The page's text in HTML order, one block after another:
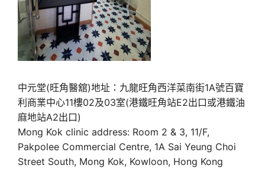
中元堂(旺角醫舘)地址：九龍旺角西洋菜南街1A號百寶
利商業中心11樓02及03室(港鐵旺角站E2出口或港鐵油
麻地站A2出口)
Mong Kok clinic address: Room 2 & 3, 11/F,
Pakpolee Commercial Centre, 1A Sai Yeung Choi
Street South, Mong Kok, Kowloon, Hong Kong